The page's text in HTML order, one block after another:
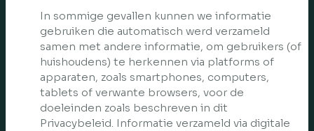
In sommige gevallen kunnen we informatie
gebruiken die automatisch werd verzameld
samen met andere informatie, om gebruikers (of
huishoudens) te herkennen via platforms of
apparaten, zoals smartphones, computers,
tablets of verwante browsers, voor de
doeleinden zoals beschreven in dit
Privacybeleid. Informatie verzameld via digitale